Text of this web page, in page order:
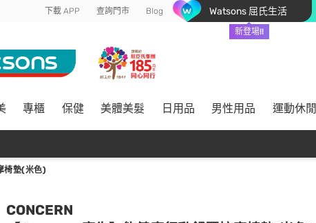
下載 APP 查詢門市 Blog Watsons 屈氏生活
新登場!!
專櫃 保健 美體美髮 日用品 男性用品 運動休閒
椅墊(米色)
CONCERN